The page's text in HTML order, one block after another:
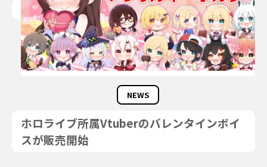
NEWS
ホロライブ所属Vtuberのバレンタインボイ
スが販売開始